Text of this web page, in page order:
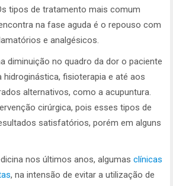
tipos de tratamento mais comum
na fase aguda é o repouso com
e analgésicos.
diminuição no quadro da dor o paciente
hidroginástica, fisioterapia e até aos
alternativos, como a acupuntura.
cirúrgica, pois esses tipos de
satisfatórios, porém em alguns
nos últimos anos, algumas clínicas
, na intensão de evitar a utilização de